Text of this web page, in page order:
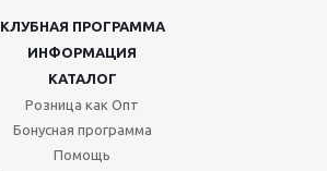
КЛУБНАЯ ПРОГРАММА
ИНФОРМАЦИЯ
КАТАЛОГ
Розница как Опт
Бонусная программа
Помощь